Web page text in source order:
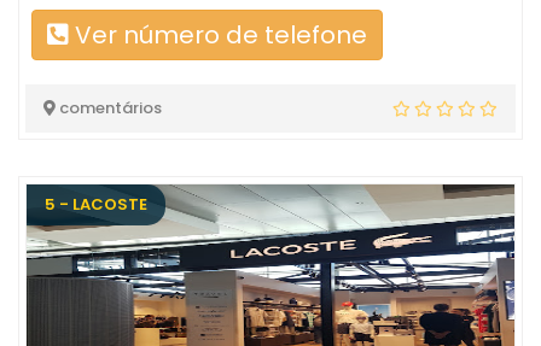
Ver número de telefone
comentários
5 - LACOSTE